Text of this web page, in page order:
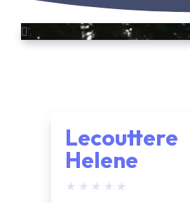
Lecouttere
Helene
★ ★ ★ ★ ★